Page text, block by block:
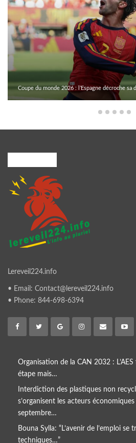
Coupe du monde 2026 : l’Espagne décroche sa
Lereveil224.info
• Email: Contact@lereveil224.info
• Phone: 844-698-6394
Organisation de la CAN 2032 :
étape mais…
Interdiction des plastiques non
s’organisent les acteurs
septembre…
Bouna Sylla: “L’avenir de l’emploi se
techniques…”